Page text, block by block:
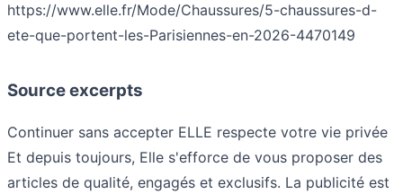
https://www.elle.fr/Mode/Chaussures/5-chaussures-d-
ete-que-portent-les-Parisiennes-en-2026-4470149
Source excerpts
Continuer sans accepter ELLE respecte votre vie privée
Et depuis toujours, Elle s'efforce de vous proposer des
articles de qualité, engagés et exclusifs. La publicité est